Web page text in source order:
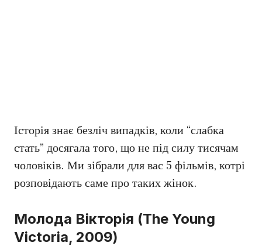
Історія знає безліч випадків, коли “слабка
стать” досягала того, що не під силу тисячам
чоловіків. Ми зібрали для вас 5 фільмів, котрі
розповідають саме про таких жінок.
Молода Вікторія (The Young
Victoria, 2009)